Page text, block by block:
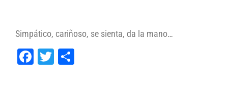
Simpático, cariñoso, se sienta, da la mano…
Facebook
Twitter